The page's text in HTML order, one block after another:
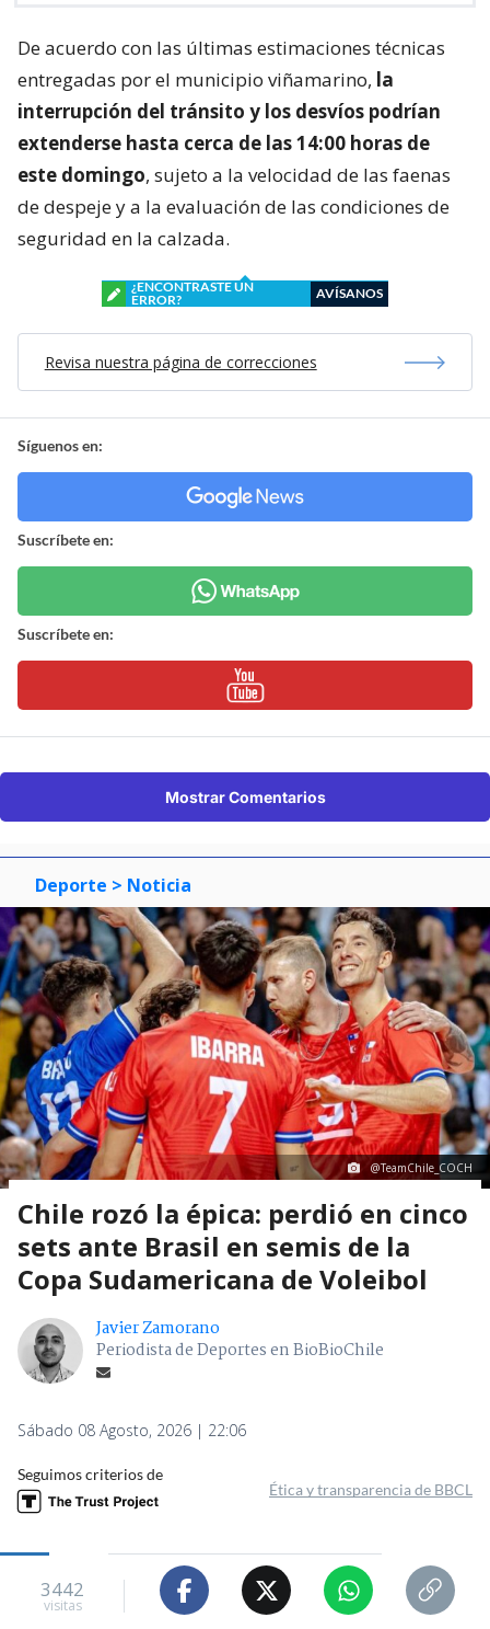
De acuerdo con las últimas estimaciones técnicas
entregadas por el municipio viñamarino, la
interrupción del tránsito y los desvíos podrían
extenderse hasta cerca de las 14:00 horas de
este domingo, sujeto a la velocidad de las faenas
de despeje y a la evaluación de las condiciones de
seguridad en la calzada.
¿ENCONTRASTE UN
ERROR?
AVÍSANOS
Revisa nuestra página de correcciones
Síguenos en:
Suscríbete en:
Suscríbete en:
Mostrar Comentarios
Deporte > Noticia
@TeamChile_COCH
Chile rozó la épica: perdió en cinco
sets ante Brasil en semis de la
Copa Sudamericana de Voleibol
Javier Zamorano
Periodista de Deportes en BioBioChile
Sábado 08 Agosto, 2026 | 22:06
Seguimos criterios de
Ética y transparencia de BBCL
3442
visitas